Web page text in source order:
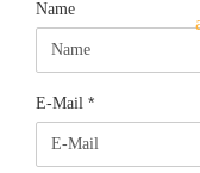
KONTAKT
Name
E-Mail